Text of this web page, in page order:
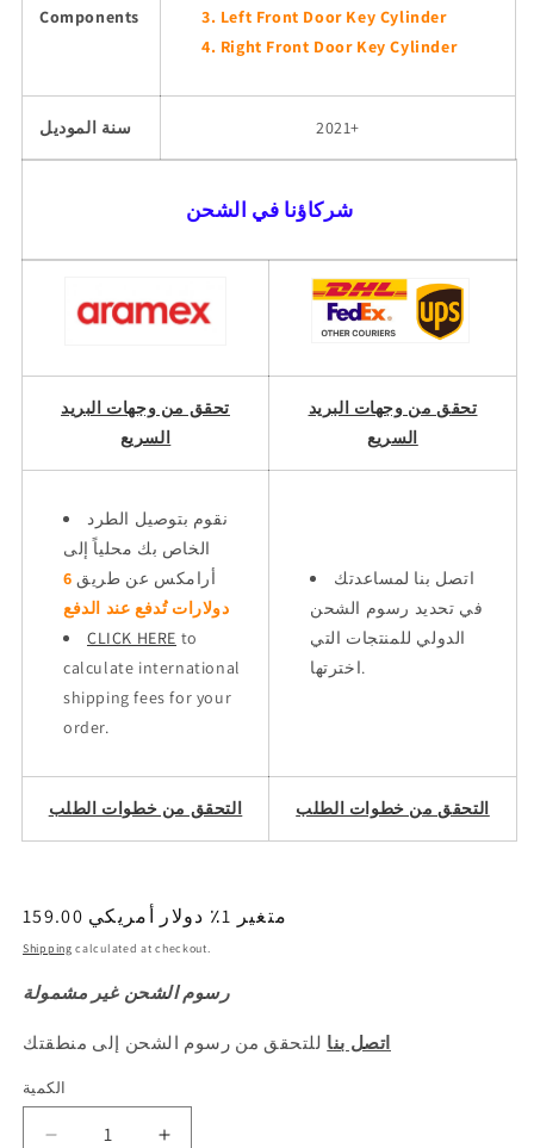
Components
Left Front Door Key Cylinder
Right Front Door Key Cylinder
سنة الموديل 2021+
شركاؤنا في الشحن
تحقق من وجهات البريد
السريع
تحقق من وجهات البريد
السريع
نقوم بتوصيل الطرد
الخاص بك محلياً إلى
أرامكس عن طريق 6
دولارات تُدفع عند الدفع
CLICK HERE to
calculate international
shipping fees for your
order.
اتصل بنا لمساعدتك
في تحديد رسوم الشحن
الدولي للمنتجات التي
اخترتها.
التحقق من خطوات الطلب التحقق من خطوات الطلب
السعر
العادي
159.00 متغير 1٪ دولار أمريكي
Shipping calculated at checkout.
رسوم الشحن غير مشمولة
اتصل بنا للتحقق من رسوم الشحن إلى منطقتك
الكمية
الكمية